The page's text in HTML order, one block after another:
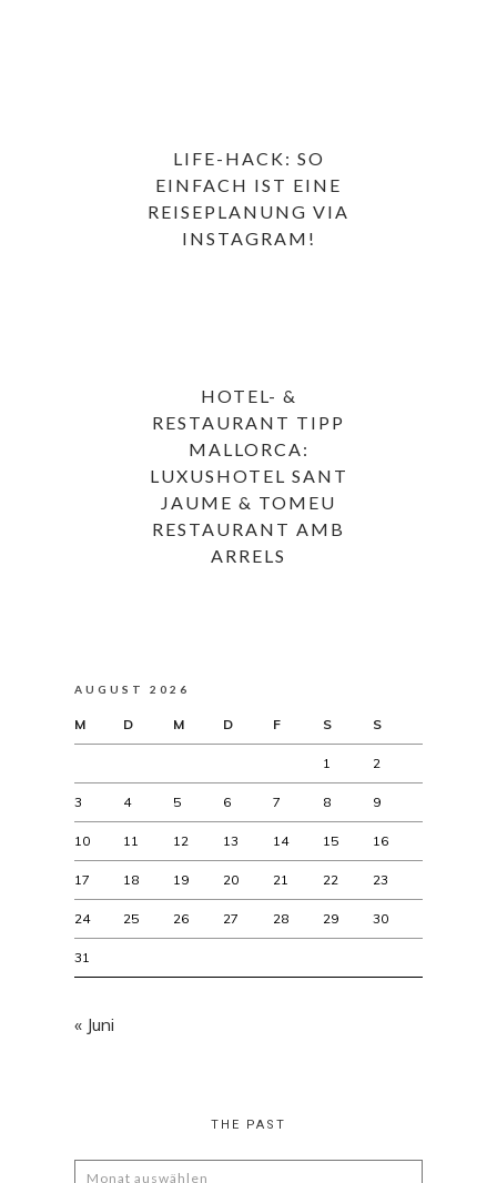
LIFE-HACK: SO
EINFACH IST EINE
REISEPLANUNG VIA
INSTAGRAM!
HOTEL- &
RESTAURANT TIPP
MALLORCA:
LUXUSHOTEL SANT
JAUME & TOMEU
RESTAURANT AMB
ARRELS
AUGUST 2026
M D M D F S S
1 2
3 4 5 6 7 8 9
10 11 12 13 14 15 16
17 18 19 20 21 22 23
24 25 26 27 28 29 30
31
« Juni
THE PAST
The